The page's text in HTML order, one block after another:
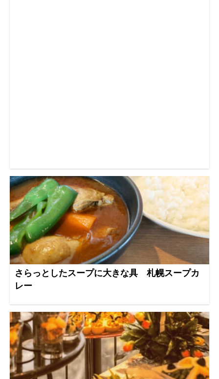
さらっとしたスープに大きな具 札幌スープカ
レー